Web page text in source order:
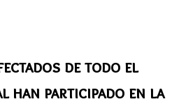
de todo el
participado en la